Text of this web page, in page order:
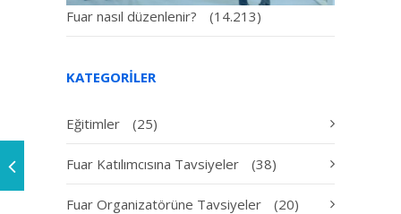
Fuar nasıl düzenlenir? (14.213)
KATEGORILER
Eğitimler (25)
Fuar Katılımcısına Tavsiyeler (38)
Fuar Organizatörüne Tavsiyeler (20)